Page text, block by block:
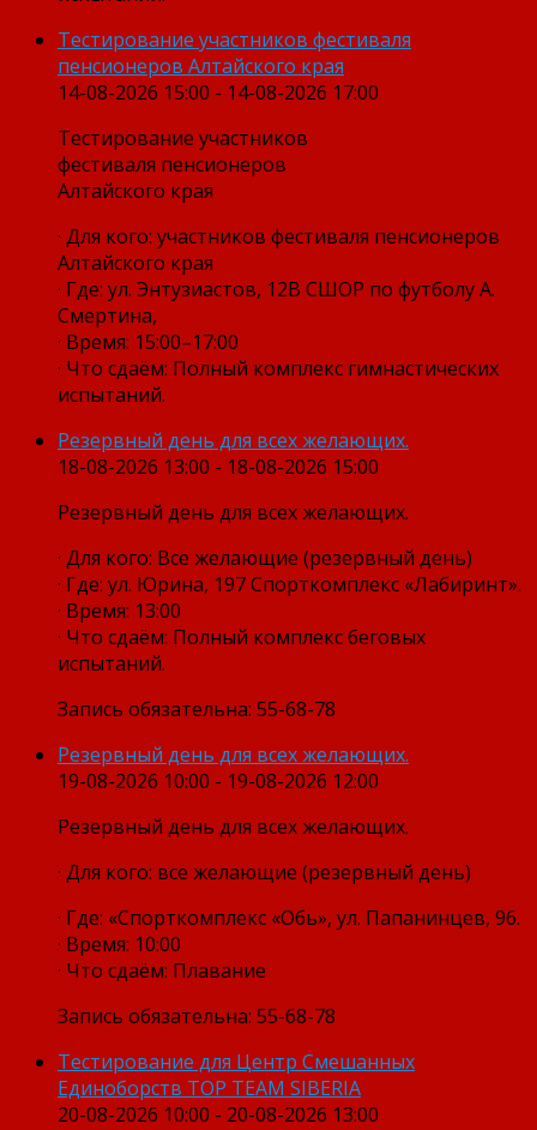
Тестирование участников фестиваля
пенсионеров Алтайского края
14-08-2026 15:00 - 14-08-2026 17:00
Тестирование участников
фестиваля пенсионеров
Алтайского края
· Для кого: участников фестиваля пенсионеров
Алтайского края
· Где: ул. Энтузиастов, 12В СШОР по футболу А.
Смертина,
· Время: 15:00–17:00
· Что сдаём: Полный комплекс гимнастических
испытаний.
Резервный день для всех желающих.
18-08-2026 13:00 - 18-08-2026 15:00
Резервный день для всех желающих.
· Для кого: Все желающие (резервный день)
· Где: ул. Юрина, 197 Спорткомплекс «Лабиринт».
· Время: 13:00
· Что сдаём: Полный комплекс беговых
испытаний.
Запись обязательна: 55-68-78
Резервный день для всех желающих.
19-08-2026 10:00 - 19-08-2026 12:00
Резервный день для всех желающих.
· Для кого: все желающие (резервный день)
· Где: «Спорткомплекс «Обь», ул. Папанинцев, 96.
· Время: 10:00
· Что сдаём: Плавание
Запись обязательна: 55-68-78
Тестирование для Центр Смешанных
Единоборств TOP TEAM SIBERIA
20-08-2026 10:00 - 20-08-2026 13:00